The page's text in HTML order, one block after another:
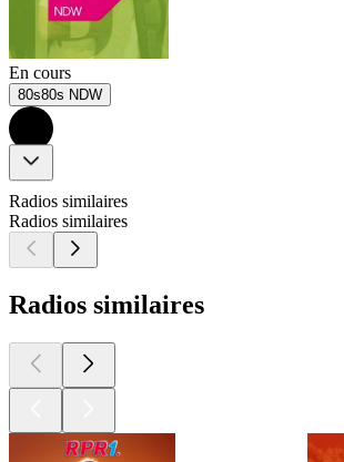
En cours
80s80s NDW
Radios similaires
Radios similaires
Radios similaires